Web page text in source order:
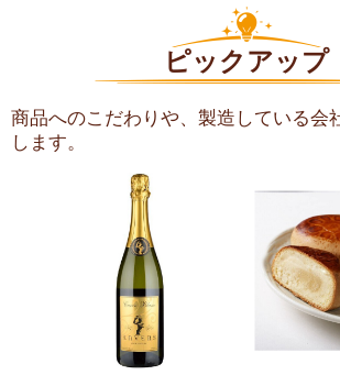
ピックアップ
商品へのこだわりや、製造している会
します。